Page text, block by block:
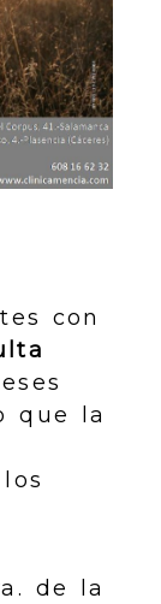
con
que la
de la